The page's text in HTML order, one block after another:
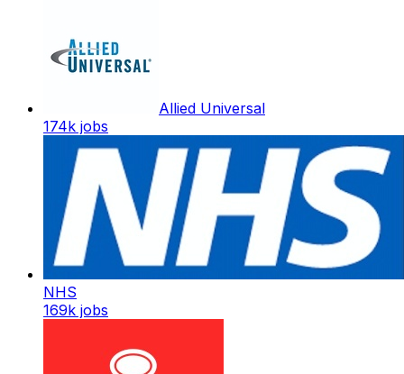
Allied Universal
174k jobs
NHS
169k jobs